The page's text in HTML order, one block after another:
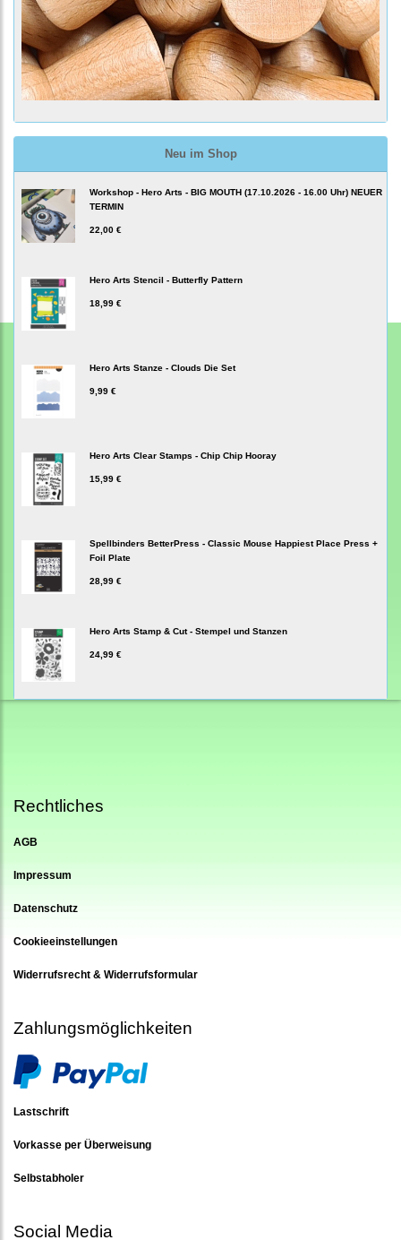
Neu im Shop
Workshop - Hero Arts - BIG MOUTH (17.10.2026 - 16.00 Uhr) NEUER
TERMIN
22,00 €
Hero Arts Stencil - Butterfly Pattern
18,99 €
Hero Arts Stanze - Clouds Die Set
9,99 €
Hero Arts Clear Stamps - Chip Chip Hooray
15,99 €
Spellbinders BetterPress - Classic Mouse Happiest Place Press +
Foil Plate
28,99 €
Hero Arts Stamp & Cut - Stempel und Stanzen
24,99 €
Rechtliches
AGB
Impressum
Datenschutz
Cookieeinstellungen
Widerrufsrecht & Widerrufsformular
Zahlungsmöglichkeiten
Lastschrift
Vorkasse per Überweisung
Selbstabholer
Social Media